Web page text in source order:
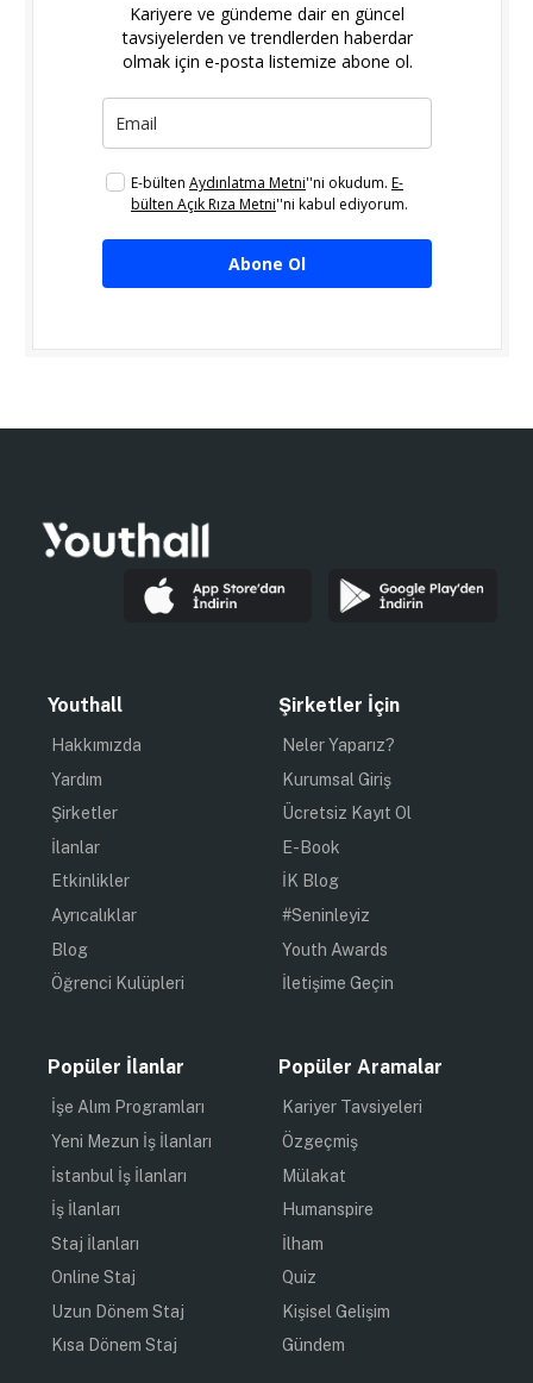
Kariyere ve gündeme dair en güncel
tavsiyelerden ve trendlerden haberdar
olmak için e-posta listemize abone ol.
E-bülten Aydınlatma Metni''ni okudum. E-
bülten Açık Rıza Metni''ni kabul ediyorum.
Abone Ol
Youthall
Hakkımızda
Yardım
Şirketler
İlanlar
Etkinlikler
Ayrıcalıklar
Blog
Öğrenci Kulüpleri
Şirketler İçin
Neler Yaparız?
Kurumsal Giriş
Ücretsiz Kayıt Ol
E-Book
İK Blog
#Seninleyiz
Youth Awards
İletişime Geçin
Popüler İlanlar
İşe Alım Programları
Yeni Mezun İş İlanları
İstanbul İş İlanları
İş İlanları
Staj İlanları
Online Staj
Uzun Dönem Staj
Kısa Dönem Staj
Popüler Aramalar
Kariyer Tavsiyeleri
Özgeçmiş
Mülakat
Humanspire
İlham
Quiz
Kişisel Gelişim
Gündem